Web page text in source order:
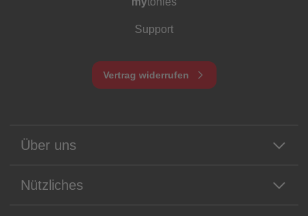
Support
Vertrag widerrufen
Über uns
Nützliches